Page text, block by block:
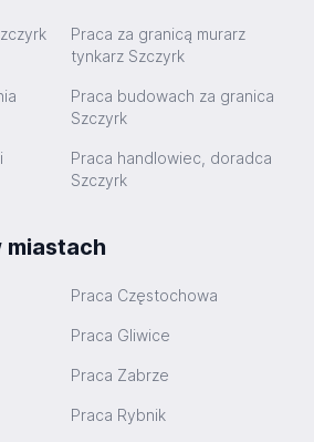
Praca za granicą murarz
tynkarz Szczyrk
Praca budowach za granica
Szczyrk
Praca handlowiec, doradca
Szczyrk
Praca Częstochowa
Praca Gliwice
Praca Zabrze
Praca Rybnik